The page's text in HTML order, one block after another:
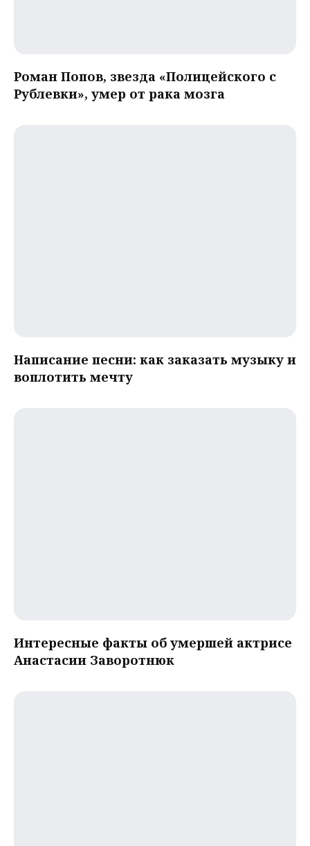
Роман Попов, звезда «Полицейского с
Рублевки», умер от рака мозга
Написание песни: как заказать музыку и
воплотить мечту
Интересные факты об умершей актрисе
Анастасии Заворотнюк